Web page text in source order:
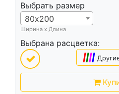
Выбрать размер
80х200
Ширина х Длина
Выбрана расцветка:
||||